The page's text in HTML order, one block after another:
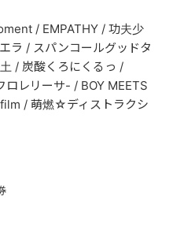
/ EMPATHY / 功夫少
ラ / スパンコールグッドタ
/ 炭酸くろにくるっ /
レリーサ- / BOY MEETS
/ 萌燃☆ディストラクシ